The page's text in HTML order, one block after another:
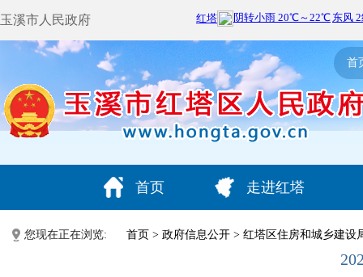
玉溪市人民政府
首
首页 走进红塔
您现在正在浏览: 首页 > 政府信息公开 > 红塔区住房和城乡建设